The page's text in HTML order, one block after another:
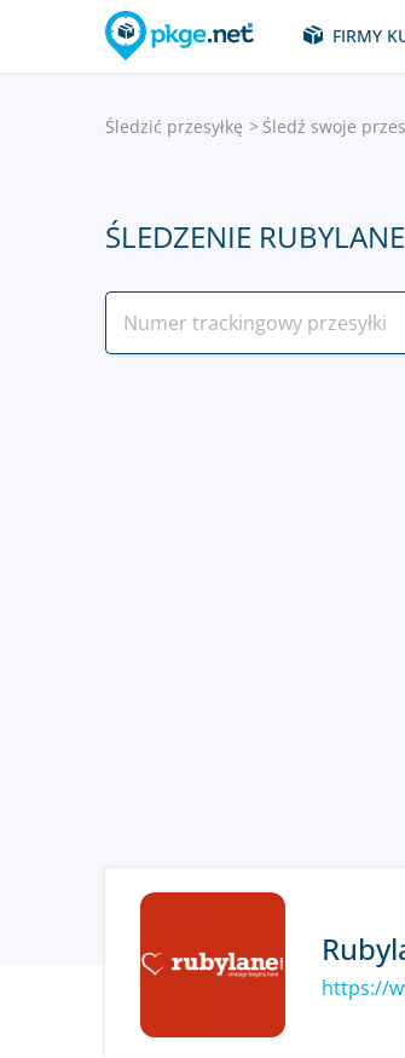
FIRMY
Śledzić przesyłkę Śledź swoje
ŚLEDZENIE RUBYLANE
https://